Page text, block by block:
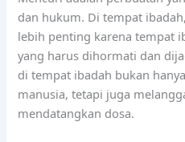
dan hukum. Di tempat
lebih penting karena tempat
yang harus dihormati dan
di tempat ibadah bukan
manusia, tetapi juga
mendatangkan dosa.